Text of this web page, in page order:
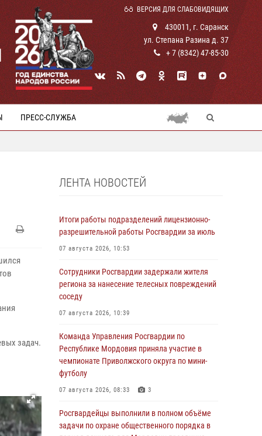
ВЕРСИЯ ДЛЯ СЛАБОВИДЯЩИХ
430011, г. Саранск
ул. Степана Разина д. 37
+ 7 (8342) 47-85-30
ПРЕСС-СЛУЖБА
задач.
ЛЕНТА НОВОСТЕЙ
Итоги работы подразделений лицензионно-
разрешительной работы Росгвардии за июль
07 августа 2026, 10:53
Сотрудники Росгвардии задержали жителя
региона за нанесение телесных повреждений
соседу
07 августа 2026, 10:39
Команда Управления Росгвардии по
Республике Мордовия приняла участие в
чемпионате Приволжского округа по мини-
футболу
07 августа 2026, 08:33 3
Росгвардейцы выполнили в полном объёме
задачи по охране общественного порядка в